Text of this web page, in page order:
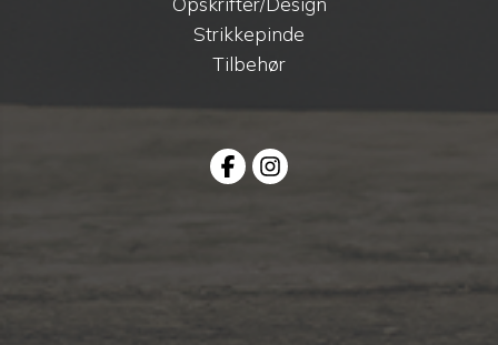
Strikkepinde
Tilbehør